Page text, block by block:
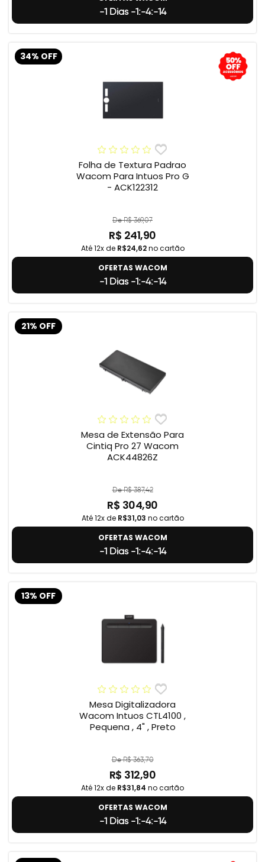
-1 Dias -1:-4:-15
34% OFF
Folha de Textura Padrao
Wacom Para Intuos Pro G
- ACK122312
De R$ 369,07
R$ 241,90
Até 12x de R$24,62no cartão
OFERTAS WACOM
-1 Dias -1:-4:-15
21% OFF
Mesa de Extensão Para
Cintiq Pro 27 Wacom
ACK44826Z
De R$ 387,42
R$ 304,90
Até 12x de R$31,03 no cartão
OFERTAS WACOM
-1 Dias -1:-4:-15
13% OFF
Mesa Digitalizadora
Wacom Intuos CTL4100 ,
Pequena , 4" , Preto
De R$ 363,70
R$ 312,90
Até 12x de R$31,84 no cartão
OFERTAS WACOM
-1 Dias -1:-4:-15